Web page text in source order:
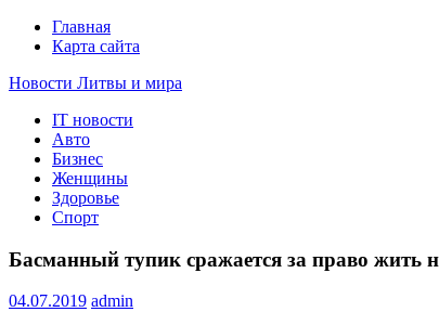
Главная
Карта сайта
Новости Литвы и мира
Свежие события и главные новости часа Литвы и мира
IT новости
Авто
Бизнес
Женщины
Здоровье
Спорт
Басманный тупик сражается за право жить
04.07.2019 admin